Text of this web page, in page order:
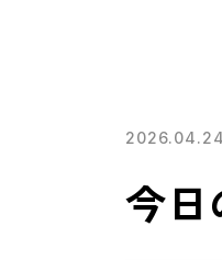
2026.04.24
今